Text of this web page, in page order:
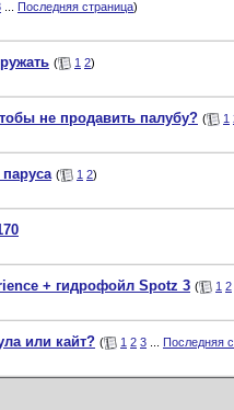
Последняя страница)
( 1 2)
не продавить палубу? ( 1
( 1 2)
+ гидрофойл Spotz 3 ( 1 2
или кайт? ( 1 2 3 Последняя